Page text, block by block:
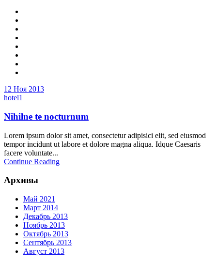
12 Ноя 2013
hotel1
Nihilne te nocturnum
Lorem ipsum dolor sit amet, consectetur adipisici elit, sed eiusmod
tempor incidunt ut labore et dolore magna aliqua. Idque Caesaris
facere voluntate...
Continue Reading
Архивы
Май 2021
Март 2014
Декабрь 2013
Ноябрь 2013
Октябрь 2013
Сентябрь 2013
Август 2013